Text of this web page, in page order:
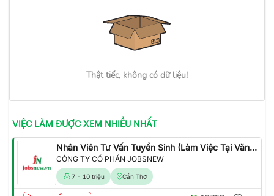
Thật tiếc, không có dữ liệu!
VIỆC LÀM ĐƯỢC XEM NHIỀU NHẤT
Nhân Viên Tư Vấn Tuyển Sinh (Làm Việc Tại Văn Phòng)
CÔNG TY CỔ PHẦN JOBSNEW
7 - 10 triệu Cần Thơ